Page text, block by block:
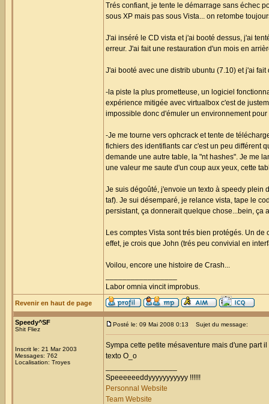
Trés confiant, je tente le démarrage sans échec
sous XP mais pas sous Vista... on retombe
J'ai inséré le CD vista et j'ai booté dessus, j'ai
erreur. J'ai fait une restauration d'un mois en
J'ai booté avec une distrib ubuntu (7.10) et j'ai
-la piste la plus prometteuse, un logiciel
expérience mitigée avec virtualbox c'est de
impossible donc d'émuler un environnement
-Je me tourne vers ophcrack et tente de
fichiers des identifiants car c'est un peu différent
demande une autre table, la "nt hashes". Je me
une valeur me saute d'un coup aux yeux, cette
Je suis dégoûté, j'envoie un texto à speedy plein
taf). Je sui désemparé, je relance vista, tape le
persistant, ça donnerait quelque chose...bein, ça
Les comptes Vista sont trés bien protégés. Un
effet, je crois que John (trés peu convivial en
Voilou, encore une histoire de Crash...
Labor omnia vincit improbus.
Revenir en haut de page
Speedy^SF
Shit Fliez
Inscrit le: 21 Mar 2003
Messages: 762
Localisation: Troyes
Posté le: 09 Mai 2008 0:13 Sujet du message:
Sympa cette petite mésaventure mais d'une part
texto O_o
Speeeeeeddyyyyyyyyyyy !!!!!!
Personnal Website
Team Website